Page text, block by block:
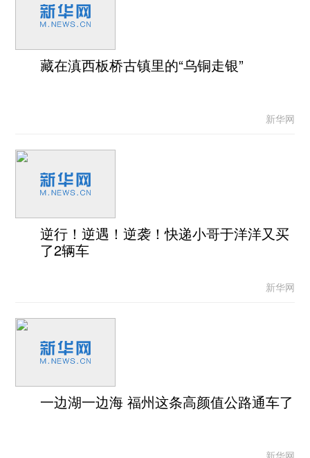
藏在滇西板桥古镇里的“乌铜走银”
新华网
逆行！逆遇！逆袭！快递小哥于洋洋又买
了2辆车
新华网
一边湖一边海 福州这条高颜值公路通车了
新华网